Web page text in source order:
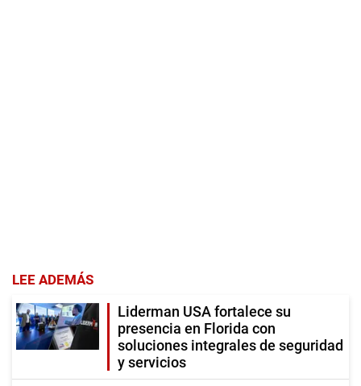
LEE ADEMÁS
Liderman USA fortalece su
presencia en Florida con
soluciones integrales de seguridad
y servicios